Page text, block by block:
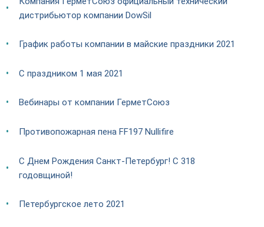
дистрибьютор компании DowSil
График работы компании в майские праздники 2021
С праздником 1 мая 2021
Вебинары от компании ГерметСоюз
Противопожарная пена FF197 Nullifire
С Днем Рождения Санкт-Петербург! С 318
годовщиной!
Петербургское лето 2021